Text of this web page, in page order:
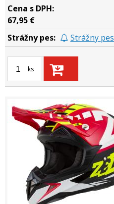
67,95 €
Strážny pes
ks